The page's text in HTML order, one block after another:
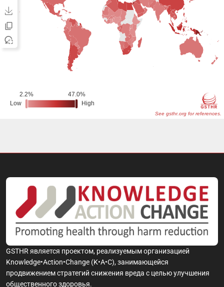
GSTHR является проектом, реализуемым организацией
Knowledge•Action•Change (K•A•C), занимающейся
продвижением стратегий снижения вреда с целью улучшения
общественного здоровья.